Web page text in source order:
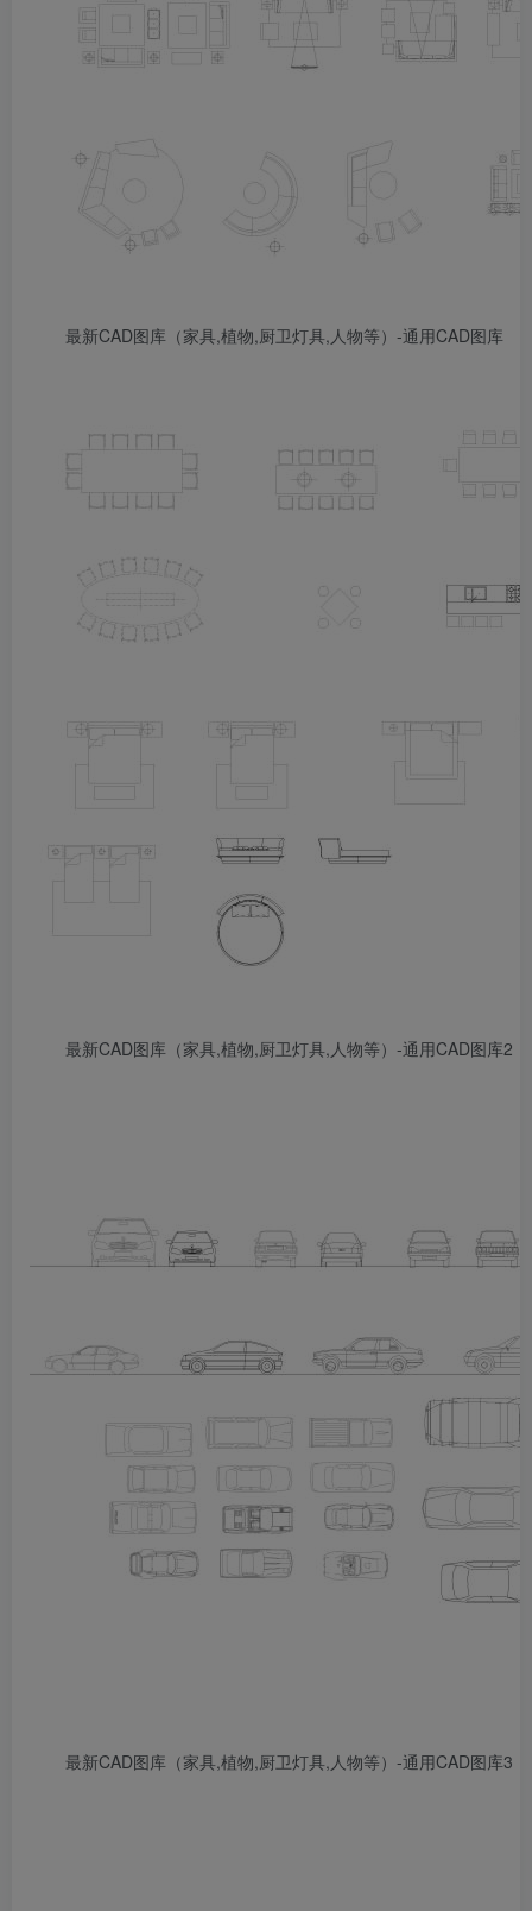
最新CAD图库（家具,植物,厨卫灯具,人物等）-通用CAD图库
最新CAD图库（家具,植物,厨卫灯具,人物等）-通用CAD图库2
最新CAD图库（家具,植物,厨卫灯具,人物等）-通用CAD图库3